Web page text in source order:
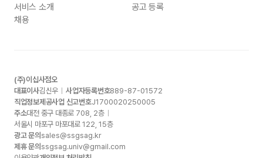
서비스 소개
채용
공고 등록
(주)이십사점오
대표이사김신우 사업자등록번호889-87-01572
직업정보제공사업 신고번호J1700020250005
주소대전 중구 대종로 708, 2층
서울시 마포구 마포대로 122, 15층
광고 문의 sales@ssgsag.kr
제휴 문의 ssgsag.univ@gmail.com